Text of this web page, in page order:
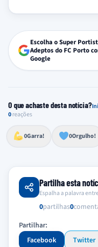
Escolha o Super
Adeptos do FC Porto
Google
O que achaste desta notícia?
0reações
0Garra!
Esforço, determinação,
0Orgulho!
Lealdade, amor
Impressionante,
Reação de desespero,
Excelência, destaque, o
Partilha esta
Espalha a palavra
0partilhas0
Partilhar:
Facebook
Twitter